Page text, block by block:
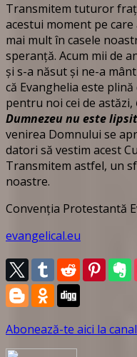
Transmitem tuturor
acestui moment pe
mai mult în casele
speranță. Acum mii de
și s-a năsut și ne-a
că Evanghelia este
pentru noi cei de astăzi,
Dumnezeu nu este
venirea Domnului se
datori să vestim acest
Transmitem astfel, un
noastre.
Convenția Protestantă
evangelical.eu
Abonează-te aici la